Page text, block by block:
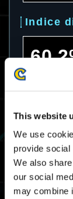
This website
We use
provide social
We also
our social
may combine
Indice
Nota:
Tempo
Nota:
medio su